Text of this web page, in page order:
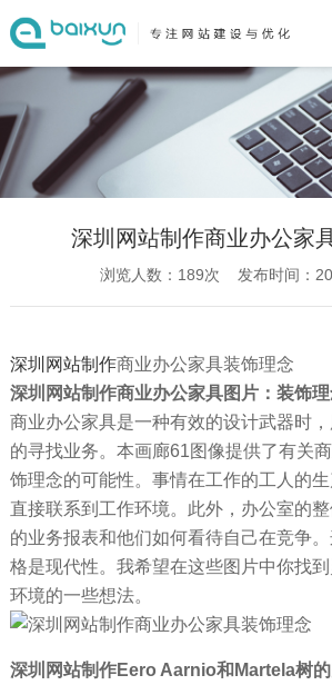
深圳网站制作商业办公家
浏览人数： 189次 发布时间：
深圳网站制作商业办公家具装饰理念
深圳网站制作商业办公家具图片：装饰
商业办公家具是一种有效的设计武器时
的寻找业务。本画廊61图像提供了有关
饰理念的可能性。事情在工作的工人的
直接联系到工作环境。此外，办公室的
的业务报表和他们如何看待自己在竞争
格是现代性。我希望在这些图片中你找
环境的一些想法。
深圳网站制作Eero Aarnio和Martela树